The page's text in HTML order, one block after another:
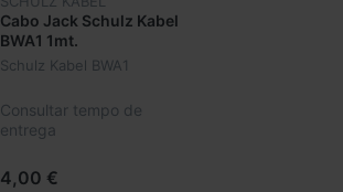
Cabo Jack Schulz Kabel
BWA1 1mt.
Schulz Kabel BWA1
Consultar tempo de
entrega
4,00 €